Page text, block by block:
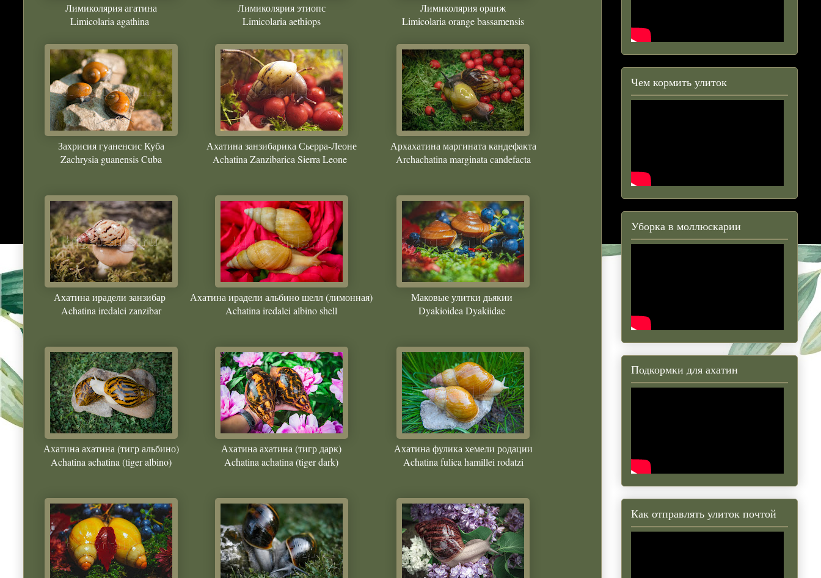
Лимиколярия агатина
Limicolaria agathina
Лимиколярия этиопс
Limicolaria aethiops
Лимиколярия оранж
Limicolaria orange bassamensis
Захрисия гуаненсис Куба
Zachrysia guanensis Cuba
Ахатина занзибарика Сьерра-Леоне
Achatina Zanzibarica Sierra Leone
Архахатина маргината кандефакта
Archachatina marginata candefacta
Ахатина ирадели занзибар
Achatina iredalei zanzibar
Ахатина ирадели альбино шелл (лимонная)
Achatina iredalei albino shell
Маковые улитки дьякии
Dyakioidea Dyakiidae
Ахатина ахатина (тигр альбино)
Achatina achatina (tiger albino)
Ахатина ахатина (тигр дарк)
Achatina achatina (tiger dark)
Ахатина фулика хемели родации
Achatina fulica hamillei rodatzi
Чем кормить улиток
Уборка в моллюскарии
Подкормки для ахатин
Как отправлять улиток почтой